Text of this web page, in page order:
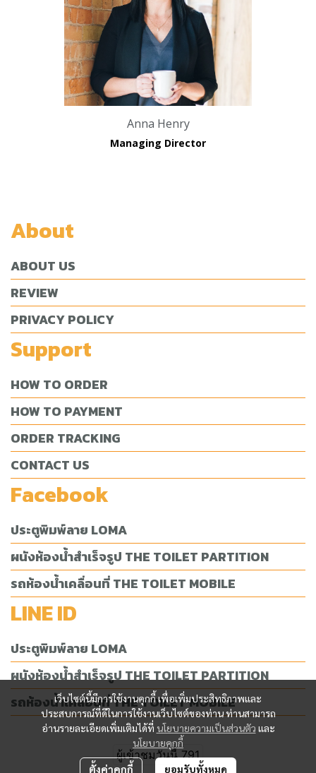
Anna Henry
Managing Director
เว็บไซต์นี้มีการใช้งานคุกกี้ เพื่อเพิ่มประสิทธิภาพและ
ประสบการณ์ที่ดีในการใช้งานเว็บไซต์ของท่าน ท่านสามารถ
อ่านรายละเอียดเพิ่มเติมได้ที่ นโยบายความเป็นส่วนตัว และ
นโยบายคุกกี้
ตั้งค่าคุกกี้ ยอมรับทั้งหมด
About
ABOUT US
REVIEW
PRIVACY POLICY
Support
HOW TO ORDER
HOW TO PAYMENT
ORDER TRACKING
CONTACT US
Facebook
ประตูพิมพ์ลาย LOMA
ผนังห้องน้ำสำเร็จรูป THE TOILET PARTITION
รถห้องน้ำเคลื่อนที่ THE TOILET MOBILE
LINE ID
ประตูพิมพ์ลาย LOMA
ผนังห้องน้ำสำเร็จรูป THE TOILET PARTITION
รถห้องน้ำเคลื่อนที่ THE TOILET MOBILE
ผู้เข้าชมวันนี้791